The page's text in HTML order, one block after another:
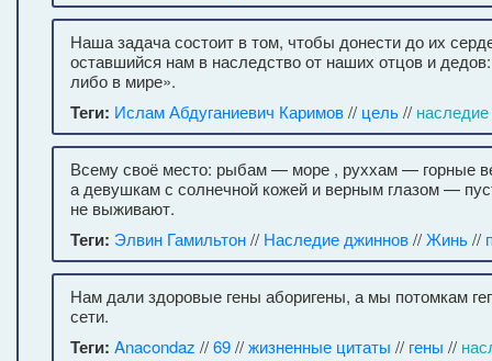
Наша задача состоит в том, чтобы донести до их
оставшийся нам в наследство от наших отцов и
либо в мире».
Теги: Ислам Абдуганиевич Каримов// цель// наследие
Всему своё место: рыбам — море , руххам — горные
а девушкам с солнечной кожей и верным глазом —
не выживают.
Теги: Элвин Гамильтон// Наследие джиннов//Жинь//
Нам дали здоровые гены аборигены, а мы потомкам
сети.
Теги: Anacondaz //69//жизненные цитаты // гены //